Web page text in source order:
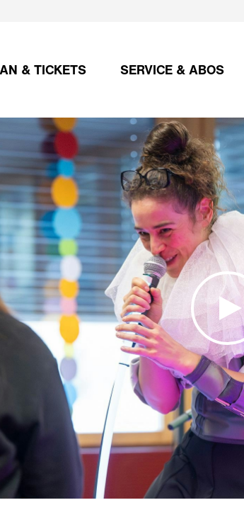
& TICKETS SERVICE & ABOS